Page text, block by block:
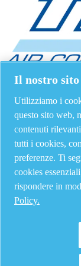
Il nostro sito
Utilizziamo i
questo sito web,
contenuti
tutti i cookies,
preferenze. Ti
cookies
rispondere in
Policy.